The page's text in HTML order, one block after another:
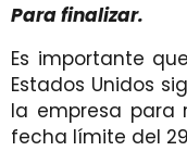
Para finalizar.
Es importante
Estados Unidos
la empresa para
fecha límite del